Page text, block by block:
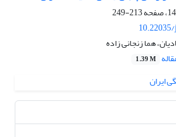
213-249
هما زنجانی زاده
1.39 M